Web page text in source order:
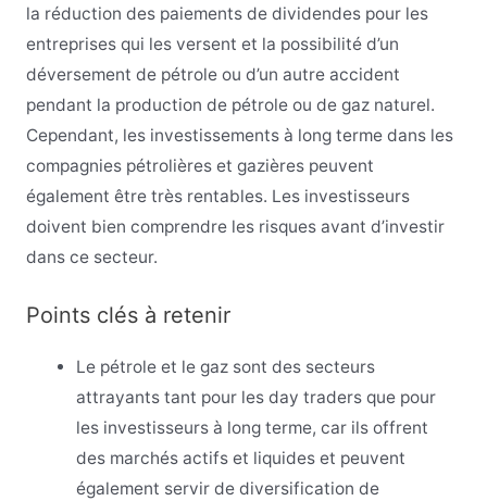
la réduction des paiements de dividendes pour les
entreprises qui les versent et la possibilité d’un
déversement de pétrole ou d’un autre accident
pendant la production de pétrole ou de gaz naturel.
Cependant, les investissements à long terme dans les
compagnies pétrolières et gazières peuvent
également être très rentables. Les investisseurs
doivent bien comprendre les risques avant d’investir
dans ce secteur.
Points clés à retenir
Le pétrole et le gaz sont des secteurs
attrayants tant pour les day traders que pour
les investisseurs à long terme, car ils offrent
des marchés actifs et liquides et peuvent
également servir de diversification de